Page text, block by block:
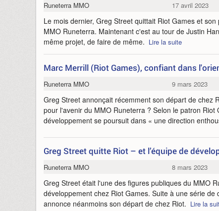
Runeterra MMO 17 avril 2023
Le mois dernier, Greg Street quittait Riot Games et
MMO Runeterra. Maintenant c'est au tour de Justin
même projet, de faire de même. Lire la suite
Marc Merrill (Riot Games), confiant dans
Runeterra MMO 9 mars 2023
Greg Street annonçait récemment son départ de chez
pour l'avenir du MMO Runeterra ? Selon le patron Riot
développement se poursuit dans « une direction
Greg Street quitte Riot – et l’équipe de
Runeterra MMO 8 mars 2023
Greg Street était l'une des figures publiques du MMO
développement chez Riot Games. Suite à une série
annonce néanmoins son départ de chez Riot. Lire la